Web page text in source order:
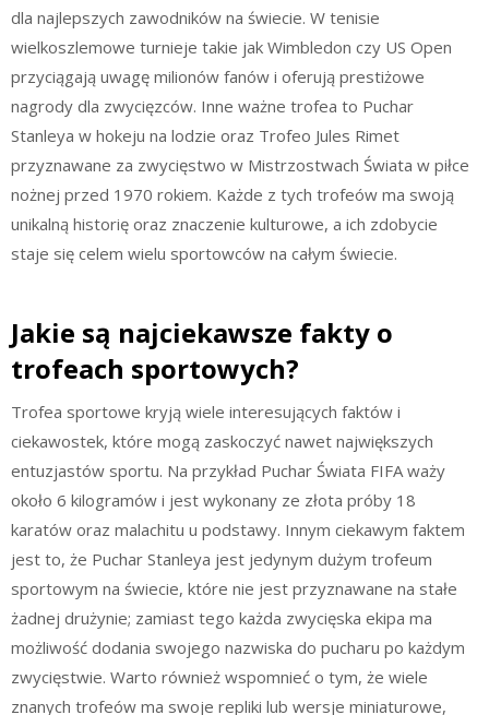
dla najlepszych zawodników na świecie. W tenisie
wielkoszlemowe turnieje takie jak Wimbledon czy US Open
przyciągają uwagę milionów fanów i oferują prestiżowe
nagrody dla zwycięzców. Inne ważne trofea to Puchar
Stanleya w hokeju na lodzie oraz Trofeo Jules Rimet
przyznawane za zwycięstwo w Mistrzostwach Świata w piłce
nożnej przed 1970 rokiem. Każde z tych trofeów ma swoją
unikalną historię oraz znaczenie kulturowe, a ich zdobycie
staje się celem wielu sportowców na całym świecie.
Jakie są najciekawsze fakty o
trofeach sportowych?
Trofea sportowe kryją wiele interesujących faktów i
ciekawostek, które mogą zaskoczyć nawet największych
entuzjastów sportu. Na przykład Puchar Świata FIFA waży
około 6 kilogramów i jest wykonany ze złota próby 18
karatów oraz malachitu u podstawy. Innym ciekawym faktem
jest to, że Puchar Stanleya jest jedynym dużym trofeum
sportowym na świecie, które nie jest przyznawane na stałe
żadnej drużynie; zamiast tego każda zwycięska ekipa ma
możliwość dodania swojego nazwiska do pucharu po każdym
zwycięstwie. Warto również wspomnieć o tym, że wiele
znanych trofeów ma swoje repliki lub wersje miniaturowe,